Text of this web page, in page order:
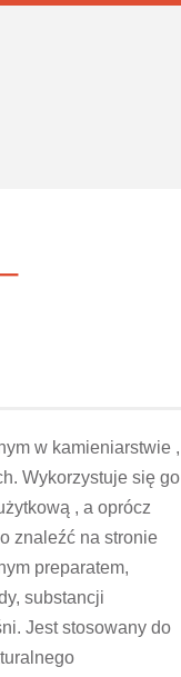
w kamieniarstwie ,
Wykorzystuje się go
, a oprócz
znaleźć na stronie
preparatem,
substancji
Jest stosowany do